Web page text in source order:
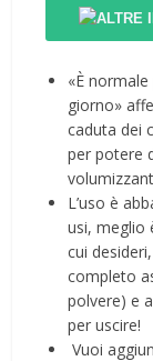
«È
giorno»
caduta dei
per potere
L’uso è
usi, meglio
cui
completo
polvere) e
per uscire!
Vuoi